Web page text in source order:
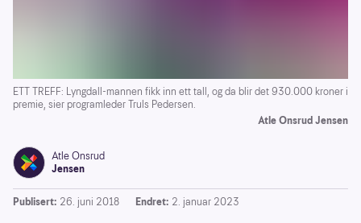
ETT TREFF: Lyngdall-mannen fikk inn ett tall, og da blir det 930.000 kroner i
premie, sier programleder Truls Pedersen.
Atle Onsrud Jensen
Atle Onsrud
Jensen
Publisert: 26. juni 2018 Endret: 2. januar 2023